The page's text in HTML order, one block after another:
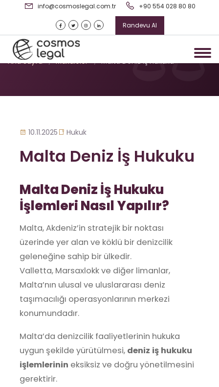
info@cosmoslegal.com.tr +90 554 028 80 80
Randevu Al
Malta Deniz İş Hukuku
Ana Sayfa / Makaleler / Malta Deniz İş Hukuku
10.11.2025 Hukuk
Malta Deniz İş Hukuku
Malta Deniz İş Hukuku
İşlemleri Nasıl Yapılır?
Malta, Akdeniz’in stratejik bir noktası
üzerinde yer alan ve köklü bir denizcilik
geleneğine sahip bir ülkedir.
Valletta, Marsaxlokk ve diğer limanlar,
Malta’nın ulusal ve uluslararası deniz
taşımacılığı operasyonlarının merkezi
konumundadır.
Malta’da denizcilik faaliyetlerinin hukuka
uygun şekilde yürütülmesi, deniz iş hukuku
işlemlerinin eksiksiz ve doğru yönetilmesini
gerektirir.